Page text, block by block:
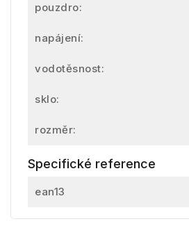
pouzdro:
napájení:
vodotěsnost:
sklo:
rozměr:
Specifické reference
ean13